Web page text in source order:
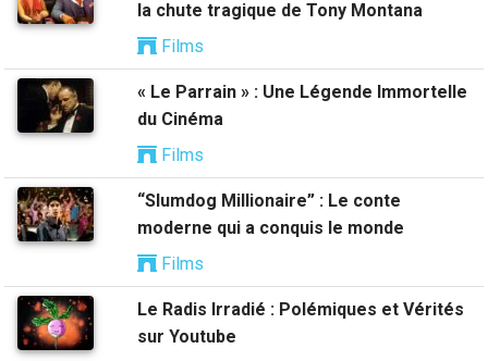
la chute tragique de Tony Montana
Films
« Le Parrain » : Une Légende Immortelle
du Cinéma
Films
“Slumdog Millionaire” : Le conte
moderne qui a conquis le monde
Films
Le Radis Irradié : Polémiques et Vérités
sur Youtube